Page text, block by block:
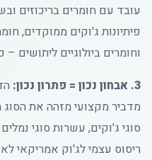
עובד עם חומרים בריכוזים
פיתיונות ג'וקים ממוקדים,
וחומרים ביולוגיים ליתושים
3. אבחון נכון = פתרון נכון:
מדביר מקצועי מזהה את
סוגי ג'וקים, עשרות סוגי
ריסוס עצמי לג'וק אמריקאי לא